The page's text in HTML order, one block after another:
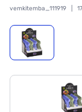
vemkitemba_111919